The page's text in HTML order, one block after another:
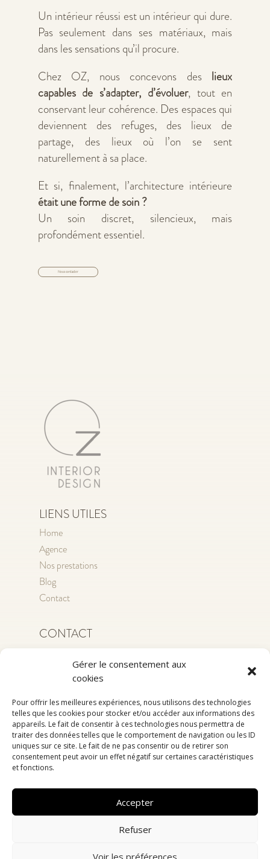
Gérer le consentement aux
cookies
Pour offrir les meilleures expériences, nous utilisons des technologies
telles que les cookies pour stocker et/ou accéder aux informations des
appareils. Le fait de consentir à ces technologies nous permettra de
traiter des données telles que le comportement de navigation ou les ID
uniques sur ce site. Le fait de ne pas consentir ou de retirer son
consentement peut avoir un effet négatif sur certaines caractéristiques
et fonctions.
Accepter
Refuser
Voir les préférences
Un intérieur réussi est un intérieur qui dure.
Pas seulement dans ses matériaux, mais
dans les sensations qu’il procure.
Chez OZ, nous concevons des lieux
capables de s’adapter, d’évoluer, tout en
conservant leur cohérence. Des espaces qui
deviennent des refuges, des lieux de
partage, des lieux où l’on se sent
naturellement à sa place.
Et si, finalement, l’architecture intérieure
était une forme de soin ?
Un soin discret, silencieux, mais
profondément essentiel.
Nous contacter
LIENS UTILES
Home
Agence
Nos prestations
Blog
Contact
CONTACT
+352 26 62 48
oz@oz-id.lu
L-8351 Dahlem
RÉSEAUX SOCIAUX
Politique de confidentialité–Mentions légales–